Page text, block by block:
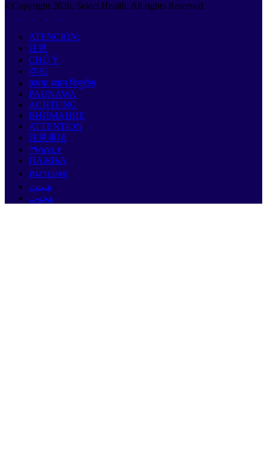
©Copyright 2026. Select Health. All rights Reserved
ATENCIÓN:
注意
CHÚ Ý
주의
कृपया ध्यान दिनुहोस्
PAUNAWA
ACHTUNG
ВНИМАНИЕ
ATTENTION
注意事項
ማሳሰቢያ
ПАЖЊА
หมายเหตุ
هيبنت
هجوت